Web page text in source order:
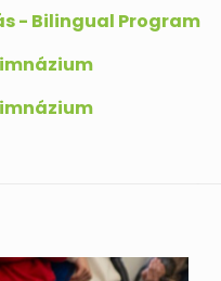
- Bilingual Program